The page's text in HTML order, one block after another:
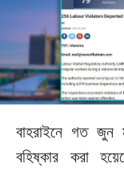
বাহরাইনে গত
বহিষ্কার করা